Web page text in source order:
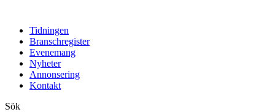
Tidningen
Branschregister
Evenemang
Nyheter
Annonsering
Kontakt
Sök